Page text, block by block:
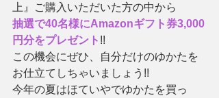
上』ご購入いただいた方の中から
抽選で40名様にAmazonギフト券3,000
円分をプレゼント !!
この機会にぜひ、自分だけのゆかたを
お仕立てしちゃいましょう!!
今年の夏はほていやでゆかたを買っ